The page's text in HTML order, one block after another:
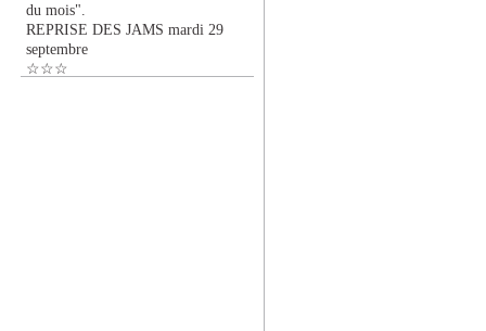
du mois".
REPRISE DES JAMS mardi 29
septembre
☆☆☆